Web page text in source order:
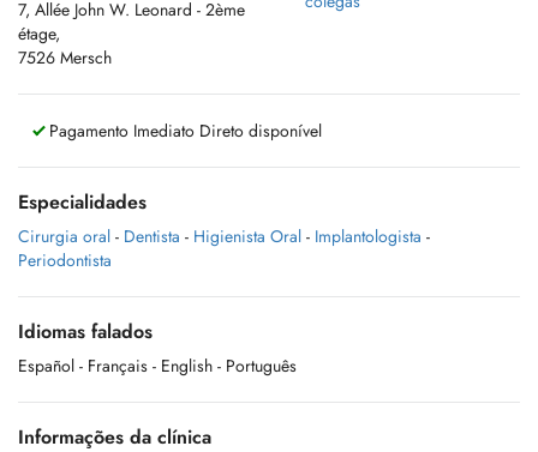
7, Allée John W. Leonard - 2ème
étage,
7526 Mersch
Pagamento Imediato Direto disponível
Especialidades
Cirurgia oral - Dentista - Higienista Oral - Implantologista -
Periodontista
Idiomas falados
Español - Français - English - Português
Informações da clínica